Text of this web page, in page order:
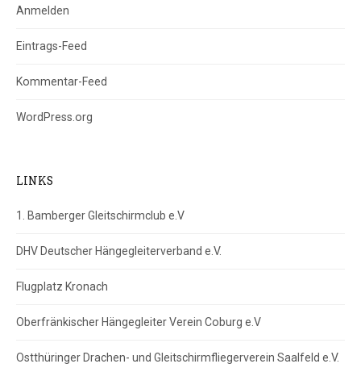
Anmelden
Eintrags-Feed
Kommentar-Feed
WordPress.org
LINKS
1. Bamberger Gleitschirmclub e.V
DHV Deutscher Hängegleiterverband e.V.
Flugplatz Kronach
Oberfränkischer Hängegleiter Verein Coburg e.V
Ostthüringer Drachen- und Gleitschirmfliegerverein Saalfeld e.V.